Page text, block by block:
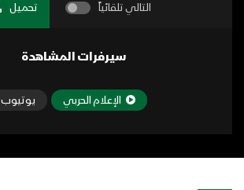
التالي تلقائياً تحميل
سيرفرات المشاهدة
الإعلام الحربي يوتيوب